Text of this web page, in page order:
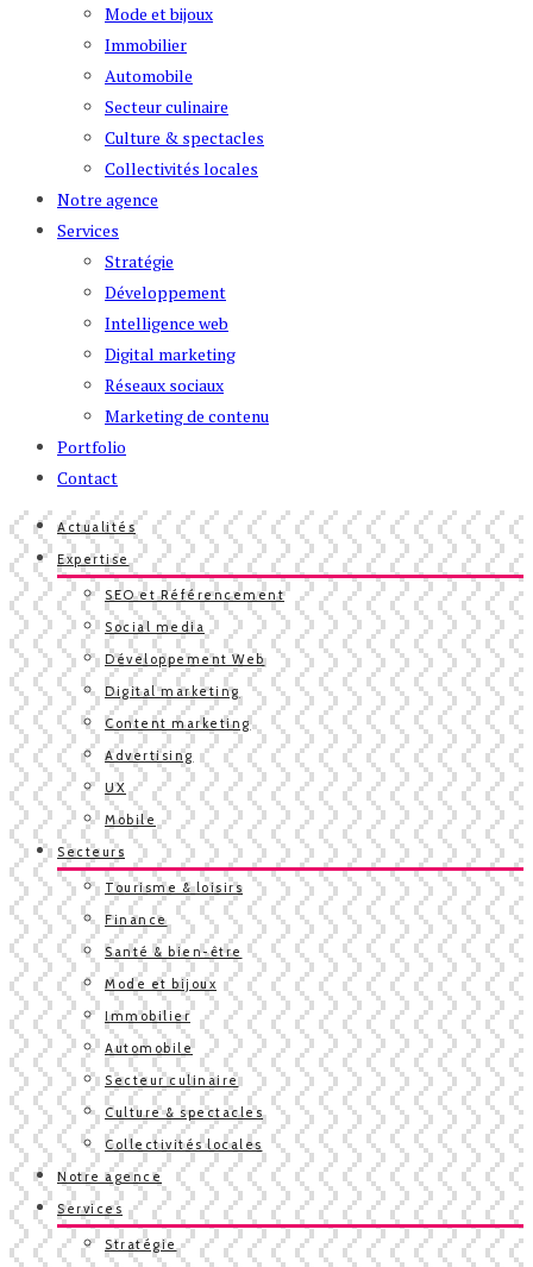
Mode et bijoux
Immobilier
Automobile
Secteur culinaire
Culture & spectacles
Collectivités locales
Notre agence
Services
Stratégie
Développement
Intelligence web
Digital marketing
Réseaux sociaux
Marketing de contenu
Portfolio
Contact
Actualités
Expertise
SEO et Référencement
Social media
Développement Web
Digital marketing
Content marketing
Advertising
UX
Mobile
Secteurs
Tourisme & loisirs
Finance
Santé & bien-être
Mode et bijoux
Immobilier
Automobile
Secteur culinaire
Culture & spectacles
Collectivités locales
Notre agence
Services
Stratégie